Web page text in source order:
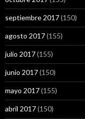
septiembre 2017(150)
agosto 2017(155)
julio 2017(155)
junio 2017(150)
mayo 2017(155)
abril 2017(150)